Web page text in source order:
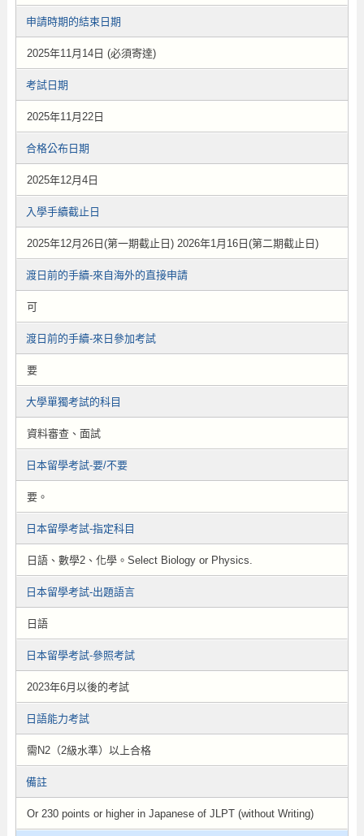
申請時期的結束日期
2025年11月14日 (必須寄達)
考試日期
2025年11月22日
合格公布日期
2025年12月4日
入學手續截止日
2025年12月26日(第一期截止日) 2026年1月16日(第二期截止日)
渡日前的手續-來自海外的直接申請
可
渡日前的手續-來日參加考試
要
大學單獨考試的科目
資料審查、面試
日本留學考試-要/不要
要。
日本留學考試-指定科目
日語、數學2、化學。Select Biology or Physics.
日本留學考試-出題語言
日語
日本留學考試-參照考試
2023年6月以後的考試
日語能力考試
需N2（2級水準）以上合格
備註
Or 230 points or higher in Japanese of JLPT (without Writing)